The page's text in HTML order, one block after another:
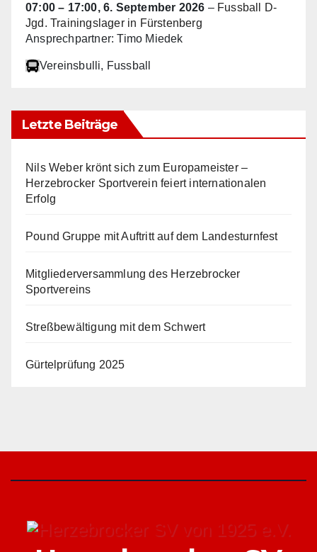
07:00 – 17:00,6. September 2026 – Fussball D-
Jgd. Trainingslager in Fürstenberg
Ansprechpartner: Timo Miedek
Vereinsbulli, Fussball
Letzte Beiträge
Nils Weber krönt sich zum Europameister –
Herzebrocker Sportverein feiert internationalen
Erfolg
Pound Gruppe mit Auftritt auf dem Landesturnfest
Mitgliederversammlung des Herzebrocker
Sportvereins
Streßbewältigung mit dem Schwert
Gürtelprüfung 2025